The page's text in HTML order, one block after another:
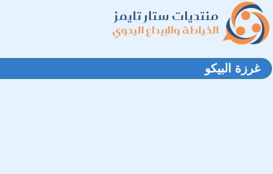
منتديات ستار تايمز
الخياطة والإبداع اليدوي
غرزة البيكو